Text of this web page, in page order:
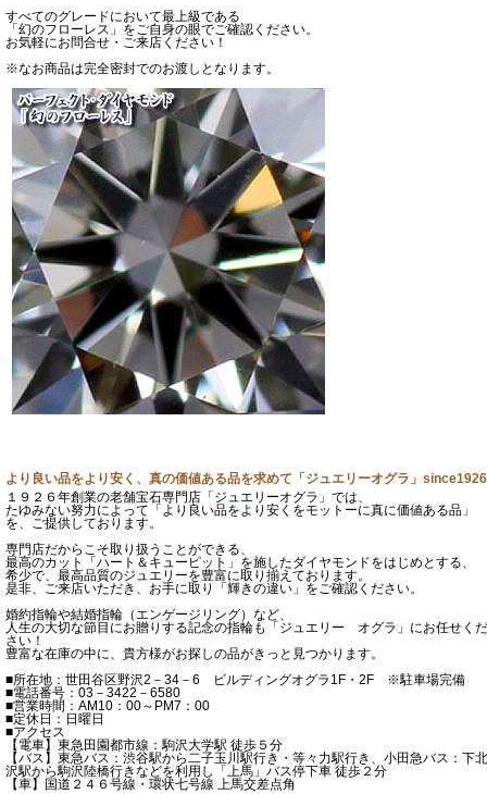
すべてのグレードにおいて最上級である
「幻のフローレス」をご自身の眼でご確認ください。
お気軽にお問合せ・ご来店ください！
※なお商品は完全密封でのお渡しとなります。
より良い品をより安く、真の価値ある品を求めて「ジュエリーオグラ」since1926
１９２６年創業の老舗宝石専門店「ジュエリーオグラ」では、
たゆみない努力によって「より良い品をより安くをモットーに真に価値ある品」
を、ご提供しております。
専門店だからこそ取り扱うことができる、
最高のカット「ハート＆キューピット」を施したダイヤモンドをはじめとする、
希少で、最高品質のジュエリーを豊富に取り揃えております。
是非、ご来店いただき、お手に取り「輝きの違い」をご確認ください。
婚約指輪や結婚指輪（エンゲージリング）など、
人生の大切な節目にお贈りする記念の指輪も「ジュエリー オグラ」にお任せくだ
さい！
豊富な在庫の中に、貴方様がお探しの品がきっと見つかります。
■所在地：世田谷区野沢2－34－6 ビルディングオグラ1F・2F ※駐車場完備
■電話番号：03－3422－6580
■営業時間：AM10：00～PM7：00
■定休日：日曜日
■アクセス
【電車】東急田園都市線：駒沢大学駅 徒歩５分
【バス】東急バス：渋谷駅から二子玉川駅行き・等々力駅行き、小田急バス：下北
沢駅から駒沢陸橋行きなどを利用し「上馬」バス停下車 徒歩２分
【車】国道２４６号線・環状七号線 上馬交差点角